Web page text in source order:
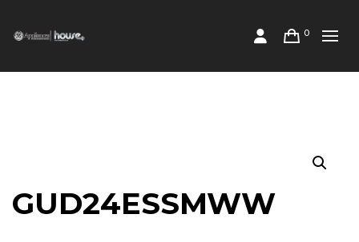
0
GUD24ESSMWW